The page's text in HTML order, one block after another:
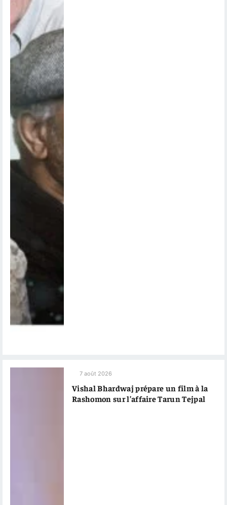
7 août 2026
Vishal Bhardwaj prépare un film à la
Rashomon sur l’affaire Tarun Tejpal